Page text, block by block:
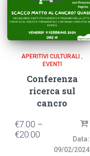
APERITIVI CULTURALI
EVENTI
Conferenza
ricerca sul
cancro
€7.00 –
€20.00
Data:
09/02/2024